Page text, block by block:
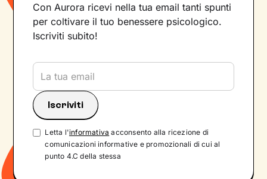
Con Aurora ricevi nella tua email tanti spunti
per coltivare il tuo benessere psicologico.
Iscriviti subito!
Letta l'informativa acconsento alla ricezione di
comunicazioni informative e promozionali di cui al
punto 4.C della stessa